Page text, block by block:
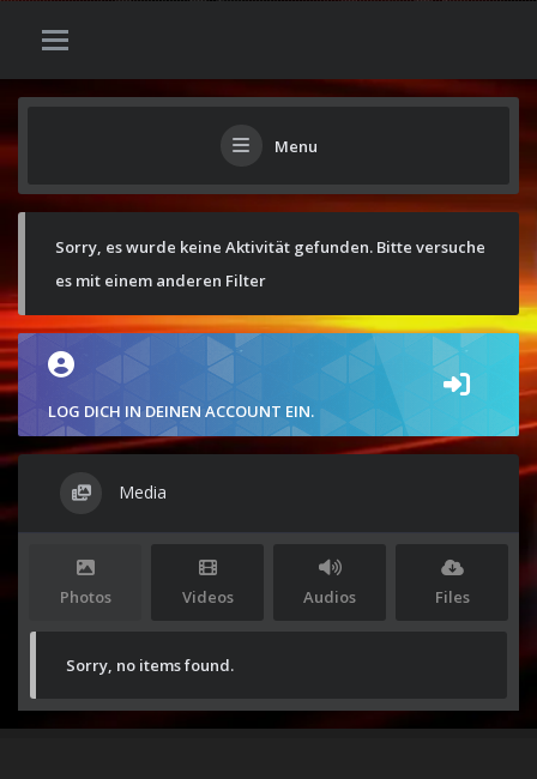
Menu
Sorry, es wurde keine Aktivität gefunden. Bitte versuche
es mit einem anderen Filter
LOG DICH IN DEINEN ACCOUNT EIN.
Media
Photos Videos Audios Files
Sorry, no items found.